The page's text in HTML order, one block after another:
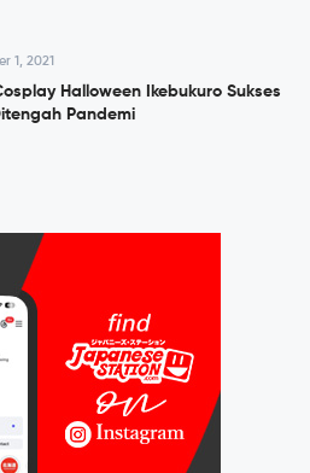
1, 2021
Halloween Ikebukuro Sukses
Pandemi